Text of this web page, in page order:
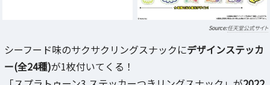
任天堂公式サイト
シーフード味のサクサクリングスナックにデザインステッカ
ー(全24種)が1枚付いてくる！